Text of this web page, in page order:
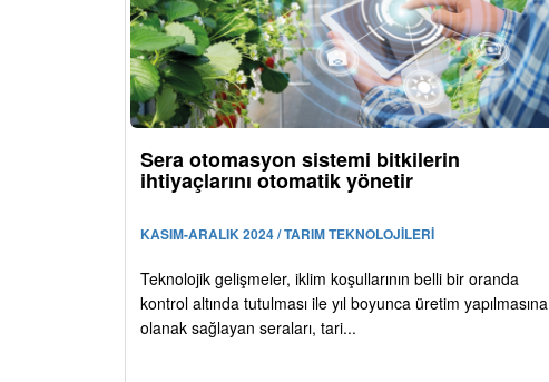
Sera otomasyon sistemi bitkilerin
ihtiyaçlarını otomatik yönetir
KASIM-ARALIK 2024 / TARIM TEKNOLOJİLERİ
Teknolojik gelişmeler, iklim koşullarının belli bir oranda
kontrol altında tutulması ile yıl boyunca üretim yapılmasına
olanak sağlayan seraları, tari...